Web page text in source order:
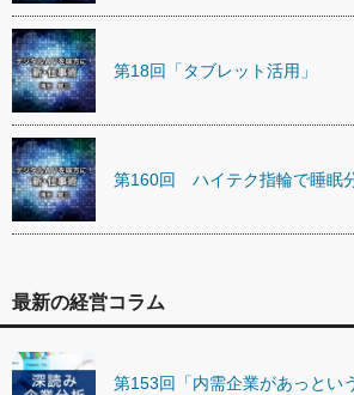
第18回「タブレット活用」
第160回 ハイテク指輪で睡眠
最新の経営コラム
第153回「内需企業があっとい